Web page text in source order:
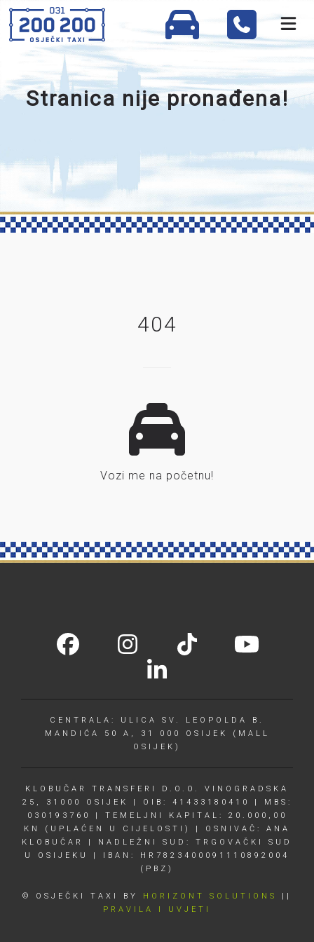
Stranica nije pronađena!
404
Vozi me na početnu!
CENTRALA: ULICA SV. LEOPOLDA B.
MANDIĆA 50 A, 31 000 OSIJEK (MALL
OSIJEK)
KLOBUČAR TRANSFERI D.O.O. VINOGRADSKA
25, 31000 OSIJEK | OIB: 41433180410 | MBS:
030193760 | TEMELJNI KAPITAL: 20.000,00
KN (UPLAĆEN U CIJELOSTI) | OSNIVAČ: ANA
KLOBUČAR | NADLEŽNI SUD: TRGOVAČKI SUD
U OSIJEKU | IBAN: HR7823400091110892004
(PBZ)
© OSJEČKI TAXI BY HORIZONT SOLUTIONS
||
PRAVILA I UVJETI